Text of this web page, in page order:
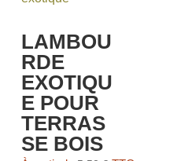
LAMBOU
RDE
EXOTIQU
E POUR
TERRAS
SE BOIS